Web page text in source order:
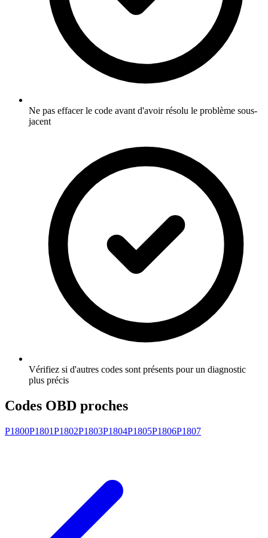
Ne pas effacer le code avant d'avoir résolu le problème sous-
jacent
Vérifiez si d'autres codes sont présents pour un diagnostic
plus précis
Codes OBD proches
P1800P1801P1802P1803P1804P1805P1806P1807